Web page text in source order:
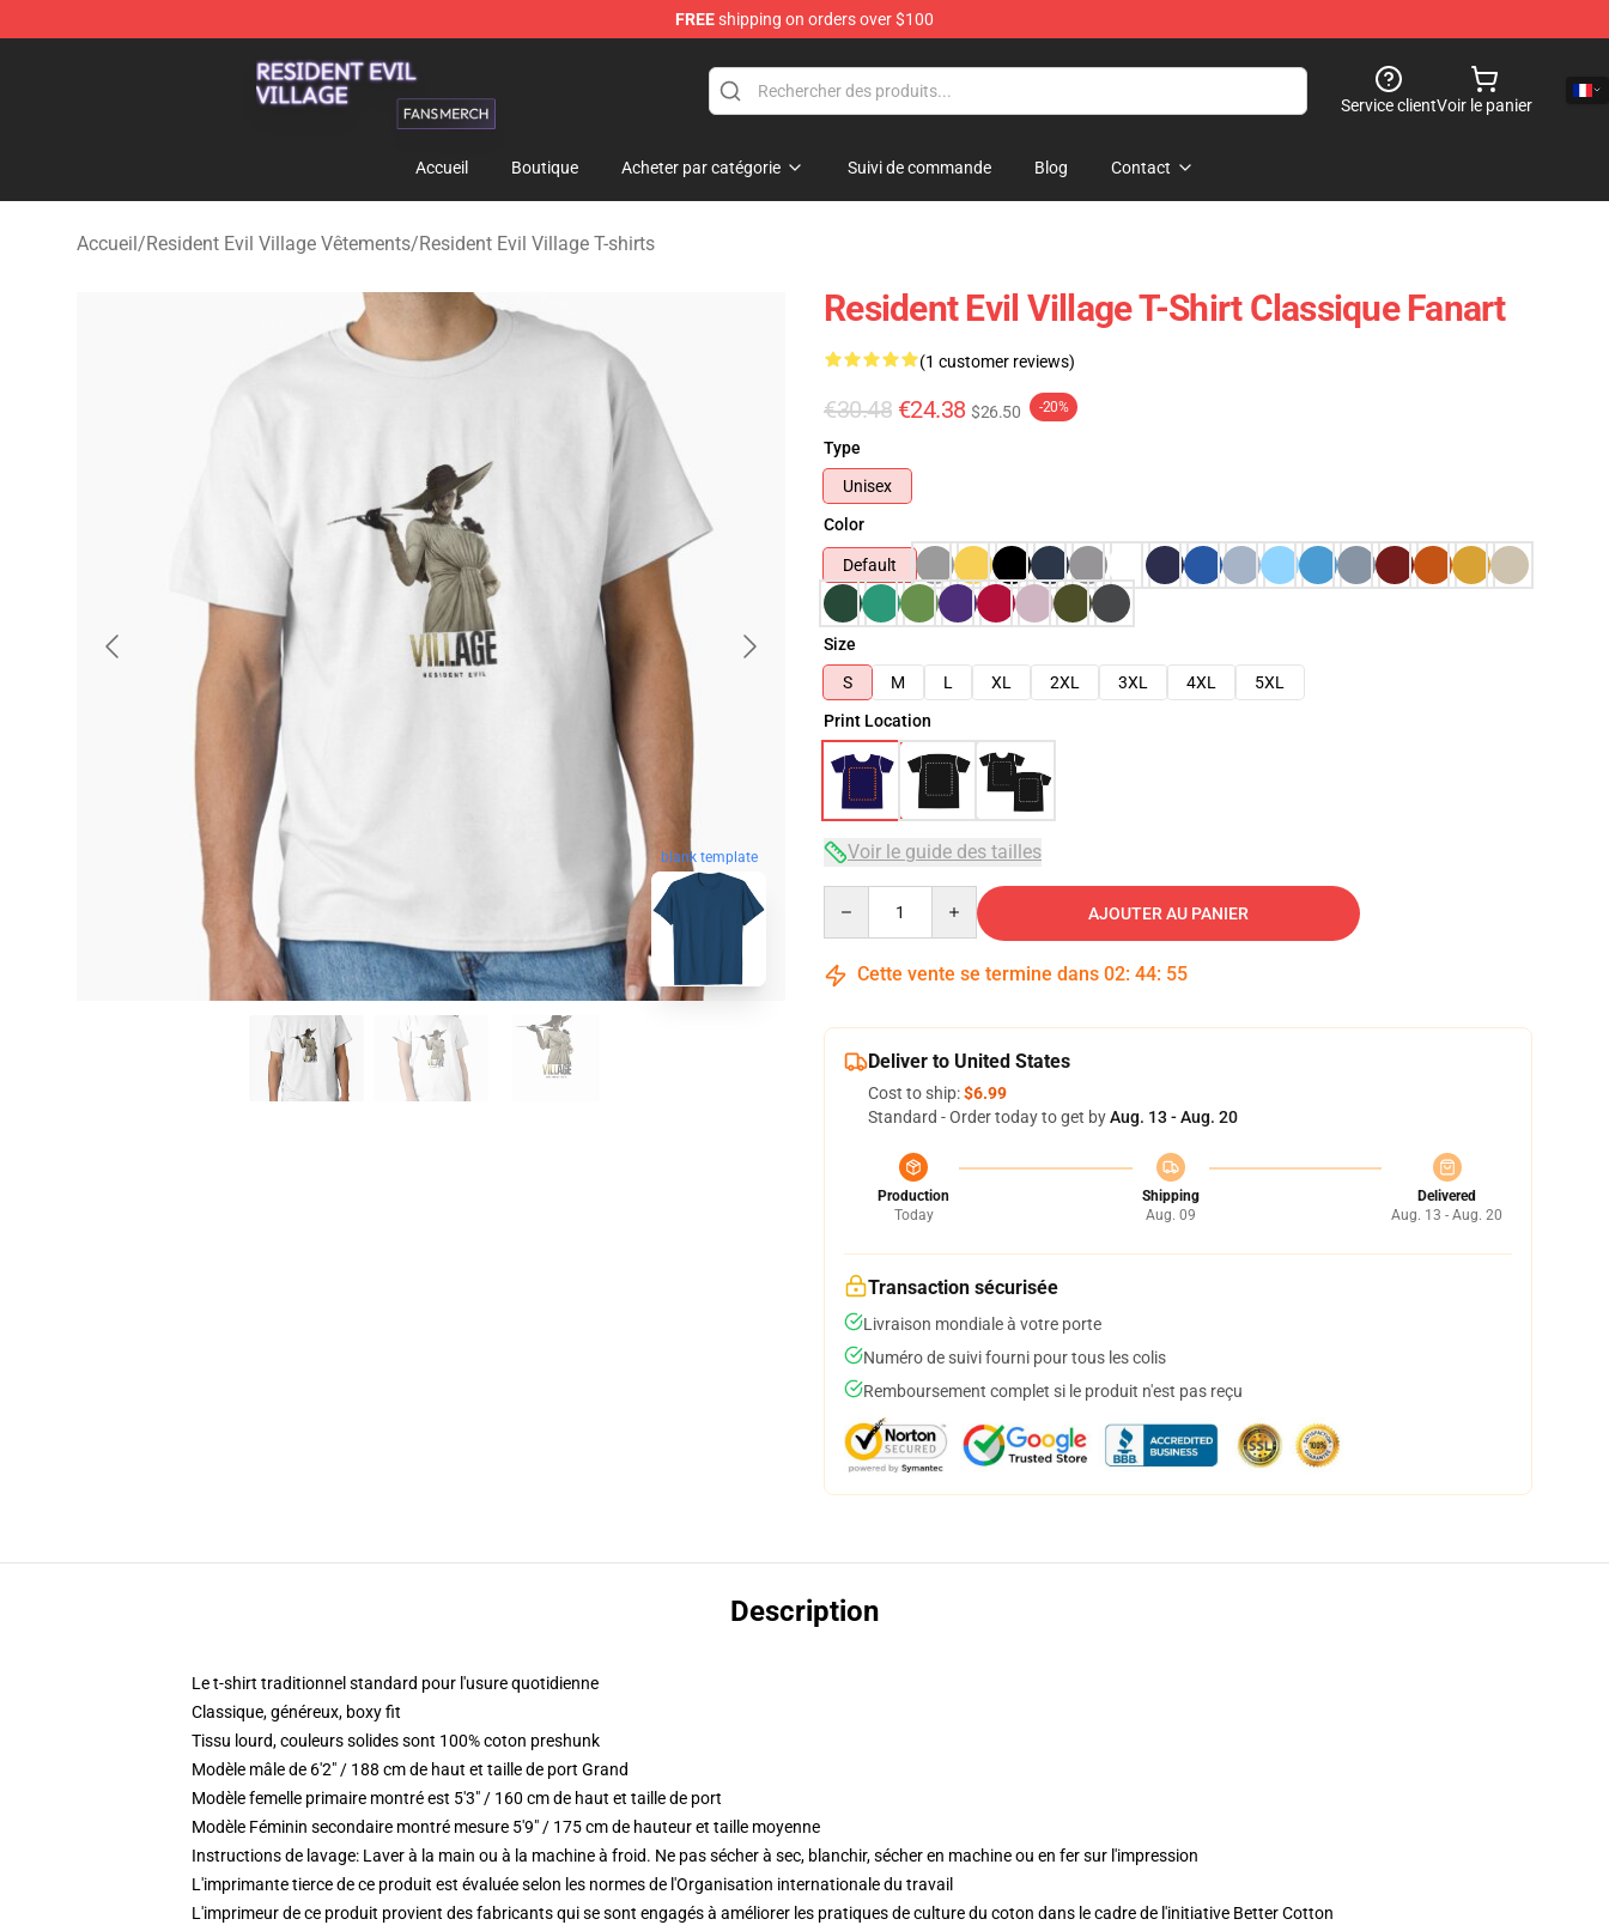
FREEshipping on orders over $100
Resident Evil Village Shop - Official Resident Evil Village Merchandise Store
Service clientVoir le panier
Accueil Boutique Acheter par catégorie Suivi de commande Blog Contact
Accueil/Resident Evil Village Vêtements/Resident Evil Village T-shirts
blank template
Resident Evil Village T-Shirt Classique Fanart
(1 customer reviews)
€30.48 €24.38 $26.50 -20%
Type
Unisex
Color
Default
Size
S
M L XL 2XL 3XL 4XL
5XL
Print Location
Voir le guide des tailles
AJOUTER AU PANIER
Cette vente se termine dans 02: 44: 54
Deliver to United States
Cost to ship:$6.99
Standard - Order today to get byAug. 13 - Aug. 20
Production
Today
Shipping
Aug. 09
Delivered
Aug. 13 - Aug. 20
Transaction sécurisée
Livraison mondiale à votre porte
Numéro de suivi fourni pour tous les colis
Remboursement complet si le produit n'est pas reçu
Description
Le t-shirt traditionnel standard pour l'usure quotidienne
Classique, généreux, boxy fit
Tissu lourd, couleurs solides sont 100% coton preshunk
Modèle mâle de 6'2" / 188 cm de haut et taille de port Grand
Modèle femelle primaire montré est 5'3" / 160 cm de haut et taille de port
Modèle Féminin secondaire montré mesure 5'9" / 175 cm de hauteur et taille moyenne
Instructions de lavage: Laver à la main ou à la machine à froid. Ne pas sécher à sec, blanchir, sécher en machine ou en fer sur l'impression
L'imprimante tierce de ce produit est évaluée selon les normes de l'Organisation internationale du travail
L'imprimeur de ce produit provient des fabricants qui se sont engagés à améliorer les pratiques de culture du coton dans le cadre de l'initiative Better Cotton